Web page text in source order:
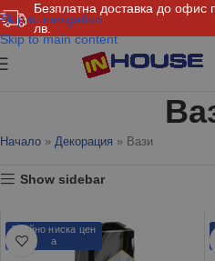
Безплатна доставка до офис
лв.
Skip to navigation
Skip to main content
Начало » Декорация » Вази
Show sidebar
Трайно ниска цен
а